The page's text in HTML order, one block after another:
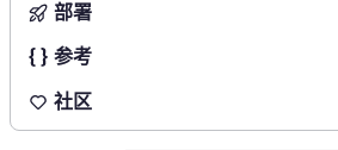
部署
参考
社区